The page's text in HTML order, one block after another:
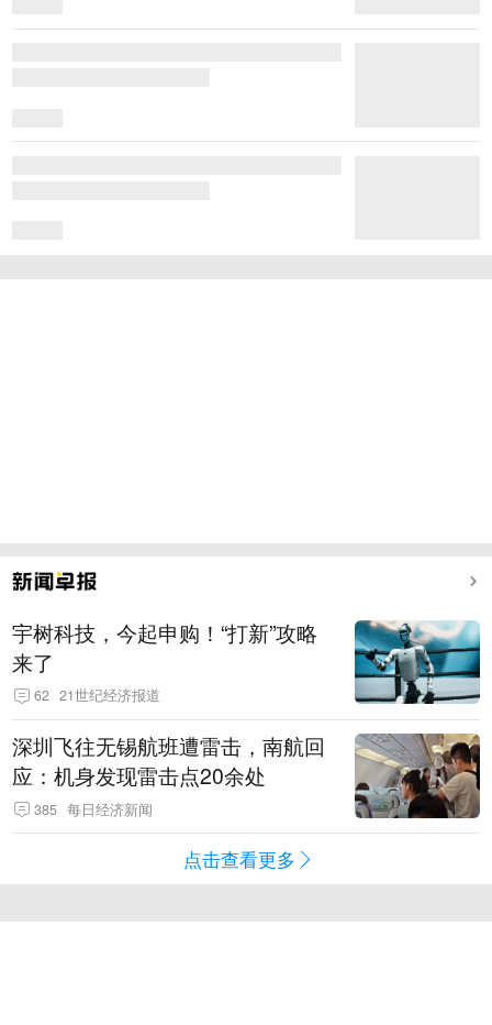
宇树科技，今起申购！“打新”攻略
来了
62 21世纪经济报道
深圳飞往无锡航班遭雷击，南航回
应：机身发现雷击点20余处
385 每日经济新闻
点击查看更多